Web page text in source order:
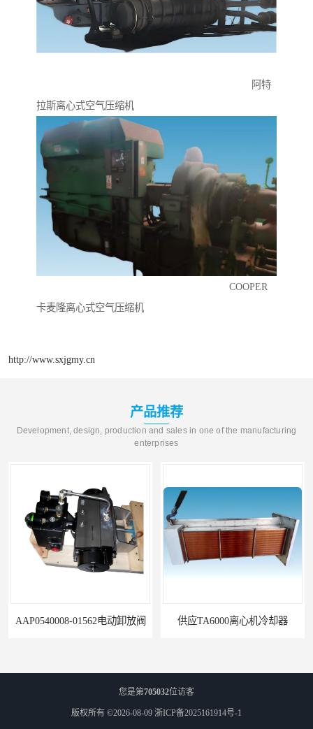
阿特
拉斯离心式空气压缩机
COOPER
卡麦隆离心式空气压缩机
http://www.sxjgmy.cn
产品推荐
Development, design, production and sales in one of the manufacturing
enterprises
供应TA6000离心机冷却器
您是第705032位访客
版权所有 ©2026-08-09 浙ICP备2025161914号-1